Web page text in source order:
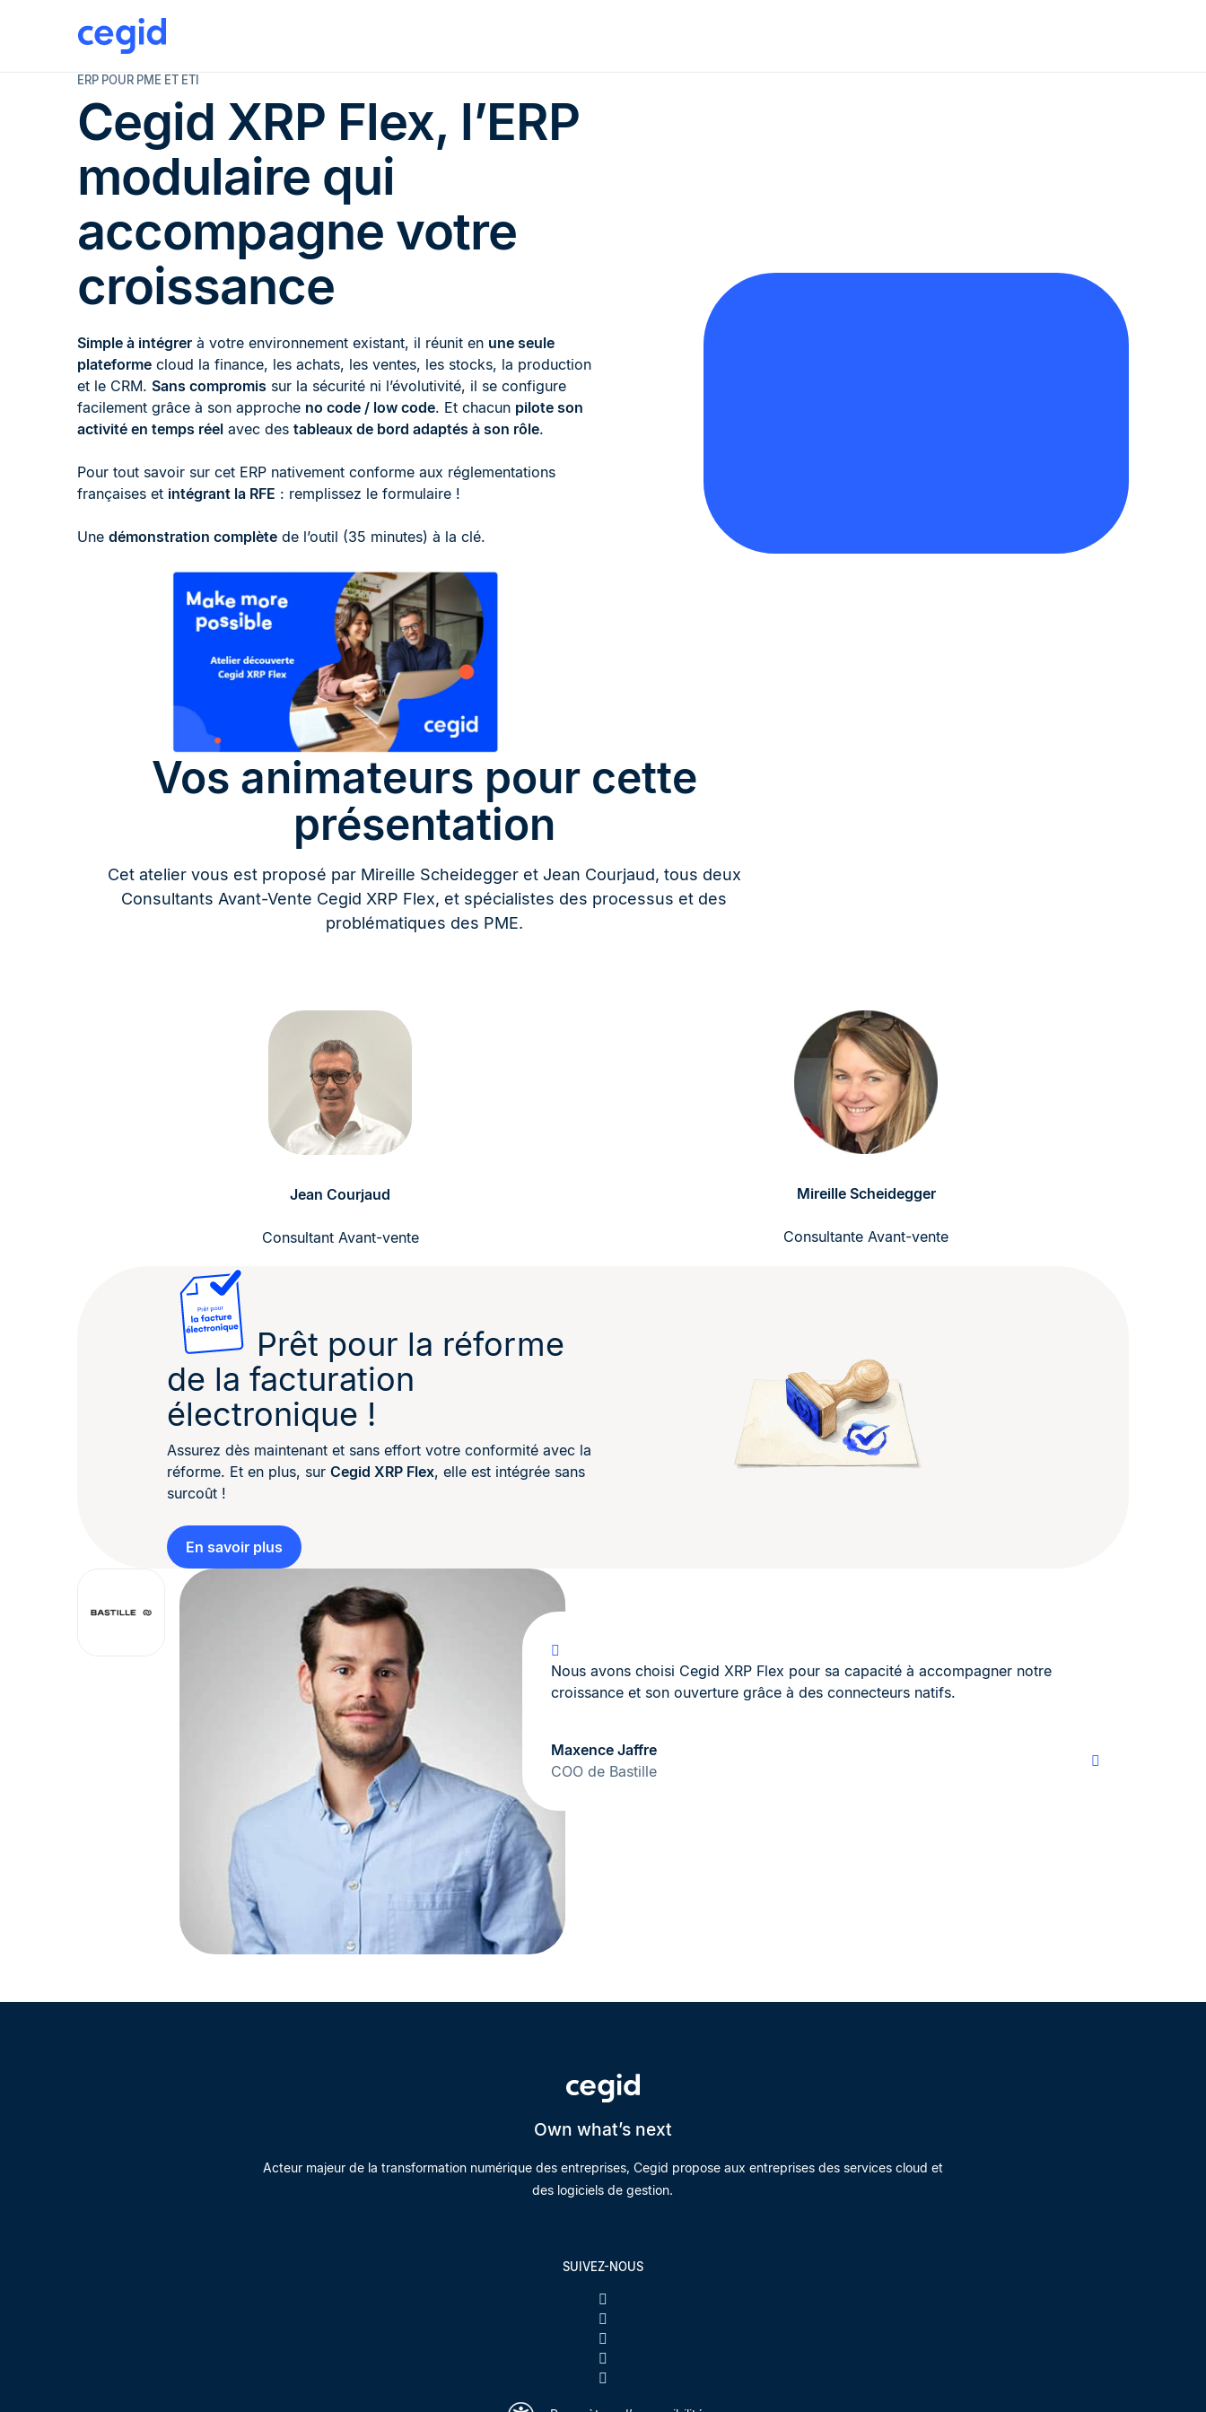
ERP POUR PME ET ETI
Cegid XRP Flex, l’ERP
modulaire qui
accompagne votre
croissance
Simple à intégrer à votre environnement existant, il réunit en une seule
plateforme cloud la finance, les achats, les ventes, les stocks, la production
et le CRM. Sans compromis sur la sécurité ni l’évolutivité, il se configure
facilement grâce à son approche no code / low code. Et chacun pilote son
activité en temps réel avec des tableaux de bord adaptés à son rôle.
Pour tout savoir sur cet ERP nativement conforme aux réglementations
françaises et intégrant la RFE : remplissez le formulaire !
Une démonstration complète de l’outil (35 minutes) à la clé.
Vos animateurs pour cette
présentation
Cet atelier vous est proposé par Mireille Scheidegger et Jean Courjaud, tous deux
Consultants Avant-Vente Cegid XRP Flex, et spécialistes des processus et des
problématiques des PME.
Jean Courjaud
Consultant Avant-vente
Mireille Scheidegger
Consultante Avant-vente
Prêt pour la réforme
de la facturation
électronique !
Assurez dès maintenant et sans effort votre conformité avec la
réforme. Et en plus, sur Cegid XRP Flex, elle est intégrée sans
surcoût !
En savoir plus
Nous avons choisi Cegid XRP Flex pour sa capacité à accompagner notre
croissance et son ouverture grâce à des connecteurs natifs.
Maxence Jaffre
COO de Bastille
Own what’s next
Acteur majeur de la transformation numérique des entreprises, Cegid propose aux entreprises des services cloud et
des logiciels de gestion.
SUIVEZ-NOUS